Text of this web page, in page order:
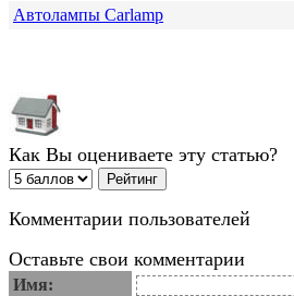
Автолампы Carlamp
Как Вы оцениваете эту статью?
Комментарии пользователей
Оставьте свои комментарии
Имя: